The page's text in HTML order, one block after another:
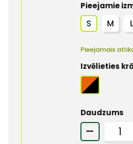
Pieejamie
S M L
Pieejamais
Izvēlieties
Daudzums
-